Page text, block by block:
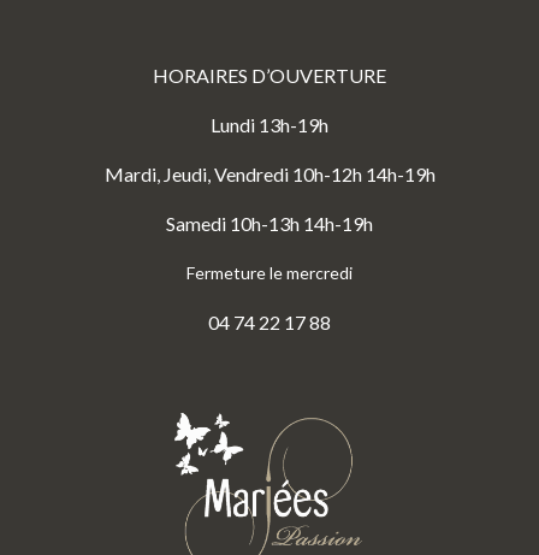
HORAIRES D’OUVERTURE
Lundi 13h-19h
Mardi, Jeudi, Vendredi 10h-12h 14h-19h
Samedi 10h-13h 14h-19h
Fermeture le mercredi
04 74 22 17 88